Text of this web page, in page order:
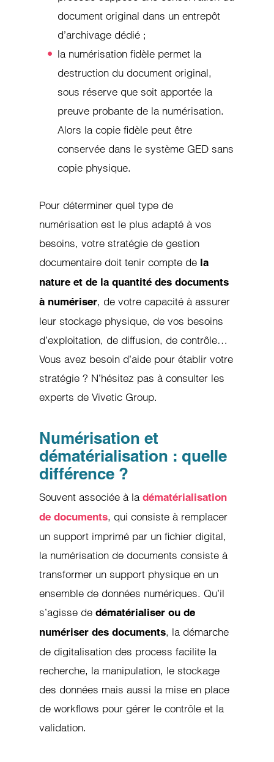
document original dans un entrepôt
d’archivage dédié ;
la numérisation fidèle permet la
destruction du document original,
sous réserve que soit apportée la
preuve probante de la numérisation.
Alors la copie fidèle peut être
conservée dans le système GED sans
copie physique.
Pour déterminer quel type de
numérisation est le plus adapté à vos
besoins, votre stratégie de gestion
documentaire doit tenir compte de la
nature et de la quantité des documents
à numériser, de votre capacité à assurer
leur stockage physique, de vos besoins
d’exploitation, de diffusion, de contrôle…
Vous avez besoin d’aide pour établir votre
stratégie ? N’hésitez pas à consulter les
experts de Vivetic Group.
Numérisation et
dématérialisation : quelle
différence ?
Souvent associée à ladématérialisation
de documents, qui consiste à remplacer
un support imprimé par un fichier digital,
la numérisation de documents consiste à
transformer un support physique en un
ensemble de données numériques. Qu’il
s’agisse dedématérialiser ou de
numériser des documents, la démarche
de digitalisation des process facilite la
recherche, la manipulation, le stockage
des données mais aussi la mise en place
de workflows pour gérer le contrôle et la
validation.